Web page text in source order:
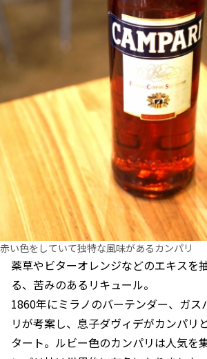
赤い色をしていて独特な風味があるカンパリ
薬草やビターオレンジなどのエキスを
る、苦みのあるリキュール。
1860年にミラノのバーテンダー、ガス
リが考案し、息子ダヴィデがカンパリ
タート。ルビー色のカンパリは人気を